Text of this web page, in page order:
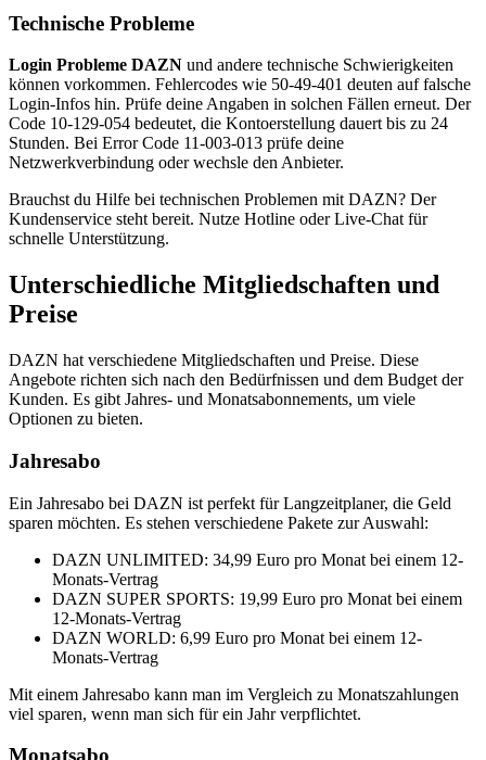
Technische Probleme
Login Probleme DAZN und andere technische Schwierigkeiten
können vorkommen. Fehlercodes wie 50-49-401 deuten auf falsche
Login-Infos hin. Prüfe deine Angaben in solchen Fällen erneut. Der
Code 10-129-054 bedeutet, die Kontoerstellung dauert bis zu 24
Stunden. Bei Error Code 11-003-013 prüfe deine
Netzwerkverbindung oder wechsle den Anbieter.
Brauchst du Hilfe bei technischen Problemen mit DAZN? Der
Kundenservice steht bereit. Nutze Hotline oder Live-Chat für
schnelle Unterstützung.
Unterschiedliche Mitgliedschaften und
Preise
DAZN hat verschiedene Mitgliedschaften und Preise. Diese
Angebote richten sich nach den Bedürfnissen und dem Budget der
Kunden. Es gibt Jahres- und Monatsabonnements, um viele
Optionen zu bieten.
Jahresabo
Ein Jahresabo bei DAZN ist perfekt für Langzeitplaner, die Geld
sparen möchten. Es stehen verschiedene Pakete zur Auswahl:
DAZN UNLIMITED: 34,99 Euro pro Monat bei einem 12-
Monats-Vertrag
DAZN SUPER SPORTS: 19,99 Euro pro Monat bei einem
12-Monats-Vertrag
DAZN WORLD: 6,99 Euro pro Monat bei einem 12-
Monats-Vertrag
Mit einem Jahresabo kann man im Vergleich zu Monatszahlungen
viel sparen, wenn man sich für ein Jahr verpflichtet.
Monatsabo